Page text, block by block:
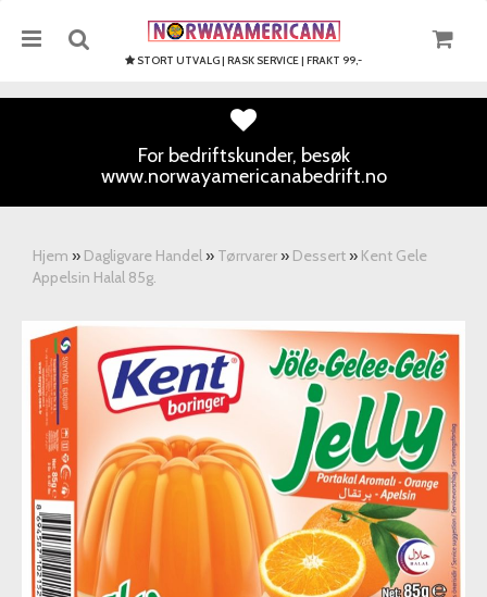
STORT UTVALG | RASK SERVICE | FRAKT 99,-
For bedriftskunder, besøk
www.norwayamericanabedrift.no
Hjem » Dagligvare Handel » Tørrvarer » Dessert » Kent Gele
Appelsin Halal 85g.